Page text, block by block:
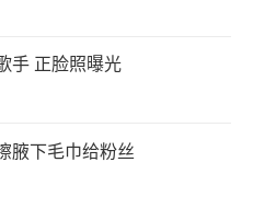
手 正脸照曝光
腋下毛巾给粉丝